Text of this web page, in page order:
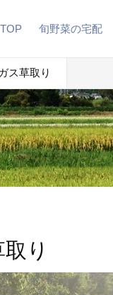
TOP 旬野菜の宅配
ス草取り
り